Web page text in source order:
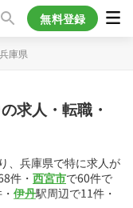
無料登録
兵庫県
の求人・転職・
、兵庫県で特に求人が
件・ 西宮市で60件で
伊丹駅周辺で11件・